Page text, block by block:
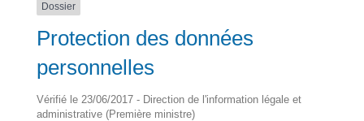
Dossier
Protection des données
personnelles
Vérifié le 23/06/2017 - Direction de l'information légale et
administrative (Première ministre)